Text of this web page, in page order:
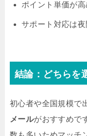
ポイント単価が高
サポート対応は
結論：どちらを
初心者や全国規模で
メールがおすすめで